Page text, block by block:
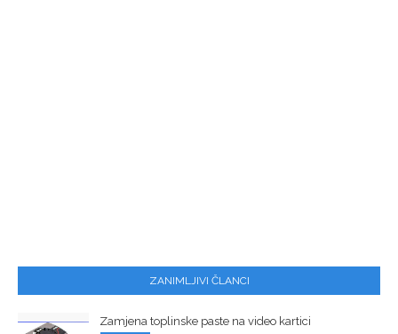
ZANIMLJIVI ČLANCI
Zamjena toplinske paste na video kartici